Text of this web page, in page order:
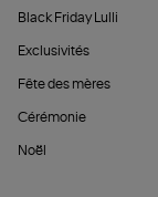
Black Friday Lulli
Exclusivités
Fête des mères
Cérémonie
Noël